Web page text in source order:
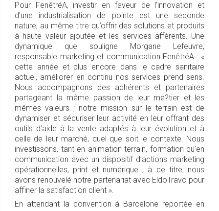
Pour FenêtréA, investir en faveur de l'innovation et
d'une industrialisation de pointe est une seconde
nature, au même titre qu’offrir des solutions et produits
à haute valeur ajoutée et les services afférents. Une
dynamique que souligne Morgane Lefeuvre,
responsable marketing et communication FenêtréA : «
cette année et plus encore dans le cadre sanitaire
actuel, améliorer en continu nos services prend sens.
Nous accompagnons des adhérents et partenaires
partageant la même passion de leur me?tier et les
mêmes valeurs ; notre mission sur le terrain est de
dynamiser et sécuriser leur activité en leur offrant des
outils d’aide à la vente adaptés à leur évolution et à
celle de leur marché, quel que soit le contexte. Nous
investissons, tant en animation terrain, formation qu’en
communication avec un dispositif d’actions marketing
opérationnelles, print et numérique ; à ce titre, nous
avons renouvelé notre partenariat avec EldoTravo pour
affiner la satisfaction client ».
En attendant la convention à Barcelone reportée en